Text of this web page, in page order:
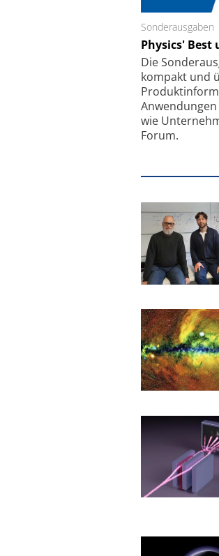
Sonderausgaben
Physics' Best
Die
kompakt und
wie
Forum.